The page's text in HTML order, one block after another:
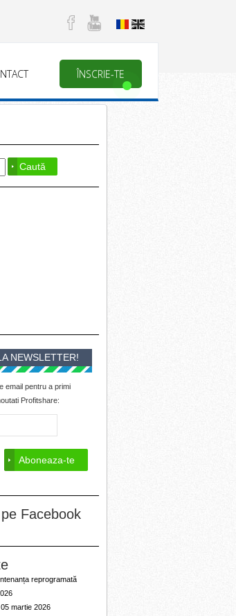
ÎNSCRIE-TE
NEWSLETTER!
email pentru a primi
Profitshare:
Facebook
reprogramată
martie 2026